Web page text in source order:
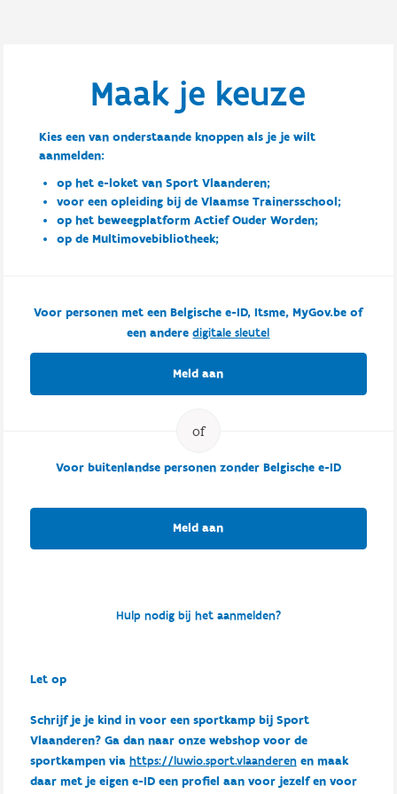
Maak je keuze
Kies een van onderstaande knoppen als je je wilt
aanmelden:
op het e-loket van Sport Vlaanderen;
voor een opleiding bij de Vlaamse Trainersschool;
op het beweegplatform Actief Ouder Worden;
op de Multimovebibliotheek;
Voor personen met een Belgische e-ID, Itsme, MyGov.be of
een anderedigitale sleutel
Meld aan
Voor buitenlandse personen zonder Belgische e-ID
Meld aan
Hulp nodig bij het aanmelden?
Let op
Schrijf je je kind in voor een sportkamp bij Sport
Vlaanderen? Ga dan naar onze webshop voor de
sportkampen via https://luwio.sport.vlaanderenen maak
daar met je eigen e-ID een profiel aan voor jezelf en voor